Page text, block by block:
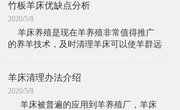
的羊床经过多年研
竹板羊床优缺点分析
2020/5/8
羊床养殖是现在羊养殖非常值得推广
的养羊技术，及时清理羊床可以使羊群远
受羊养殖户喜爱的羊床就是竹板羊床
羊床清理办法介绍
2020/5/8
羊床被普遍的应用到羊养殖厂，羊床